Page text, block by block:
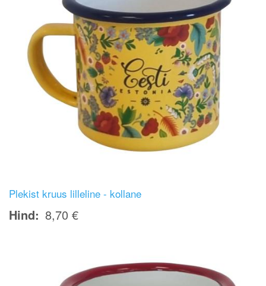
Plekist kruus lilleline - kollane
Hind 8,70 €